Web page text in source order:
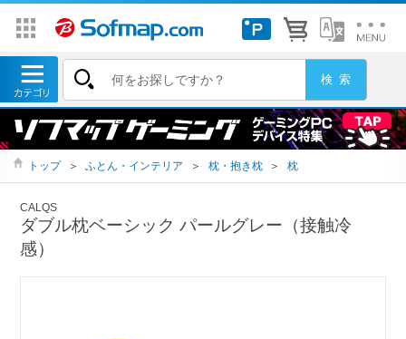
トップ ＞ ふとん・インテリア ＞ 枕・抱き枕 ＞ 枕
CALQS
ダブル枕ベーシック パールグレー（接触冷
感）